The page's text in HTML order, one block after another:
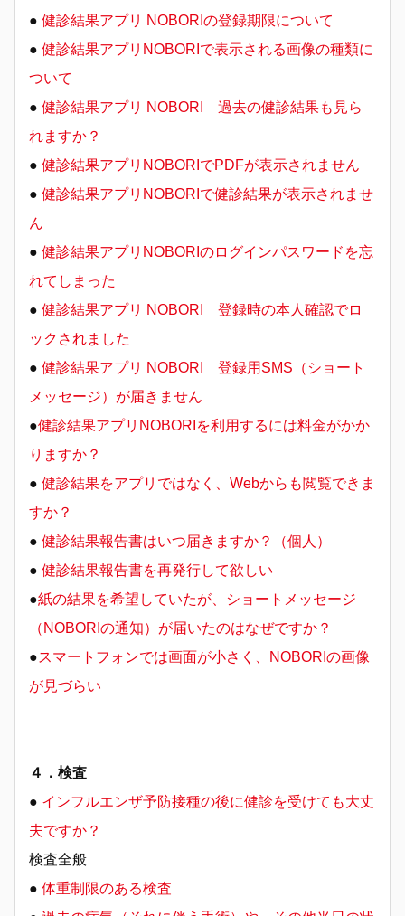
● 健診結果アプリ NOBORIの登録期限について
● 健診結果アプリNOBORIで表示される画像の種類に
ついて
● 健診結果アプリ NOBORI 過去の健診結果も見ら
れますか？
● 健診結果アプリNOBORIでPDFが表示されません
● 健診結果アプリNOBORIで健診結果が表示されませ
ん
● 健診結果アプリNOBORIのログインパスワードを忘
れてしまった
● 健診結果アプリ NOBORI 登録時の本人確認でロ
ックされました
● 健診結果アプリ NOBORI 登録用SMS（ショート
メッセージ）が届きません
●健診結果アプリNOBORIを利用するには料金がかか
りますか？
● 健診結果をアプリではなく、Webからも閲覧できま
すか？
● 健診結果報告書はいつ届きますか？（個人）
● 健診結果報告書を再発行して欲しい
●紙の結果を希望していたが、ショートメッセージ
（NOBORIの通知）が届いたのはなぜですか？
●スマートフォンでは画面が小さく、NOBORIの画像
が見づらい
４．検査
● インフルエンザ予防接種の後に健診を受けても大丈
夫ですか？
検査全般
● 体重制限のある検査